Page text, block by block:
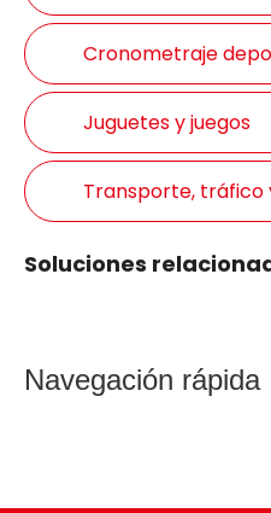
Cronometraje
Juguetes y juegos
Transporte, tráfico
Soluciones
Navegación rápida